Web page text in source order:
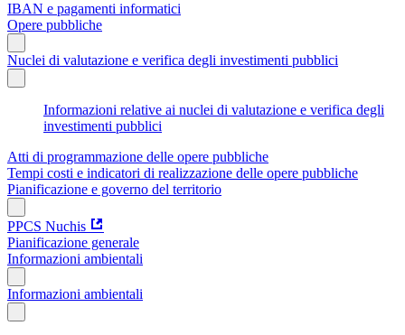
IBAN e pagamenti informatici
Opere pubbliche
Nuclei di valutazione e verifica degli investimenti pubblici
Informazioni relative ai nuclei di valutazione e verifica degli
investimenti pubblici
Atti di programmazione delle opere pubbliche
Tempi costi e indicatori di realizzazione delle opere pubbliche
Pianificazione e governo del territorio
PPCS Nuchis
Pianificazione generale
Informazioni ambientali
Informazioni ambientali